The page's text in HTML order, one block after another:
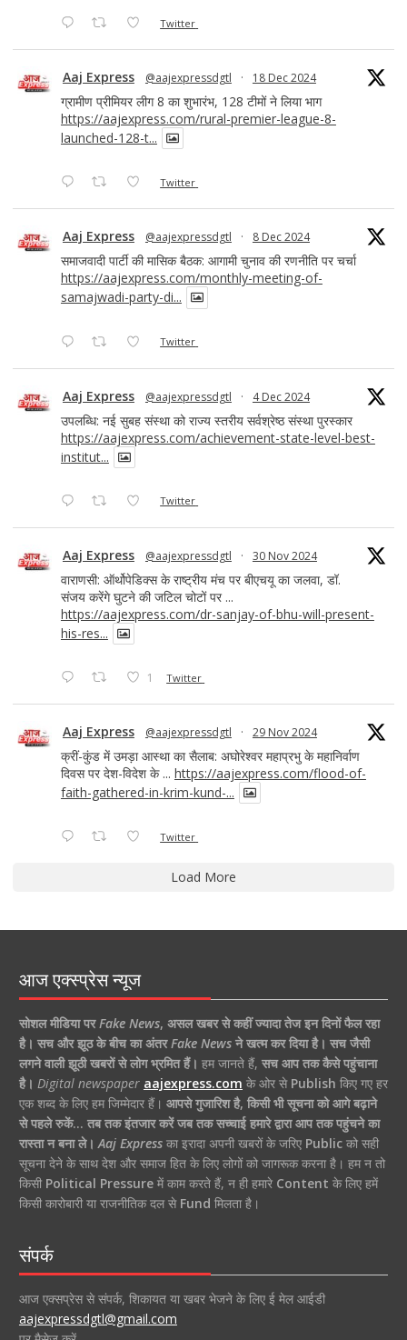
Twitter
Aaj Express @aajexpressdgtl · 18 Dec 2024
ग्रामीण प्रीमियर लीग 8 का शुभारंभ, 128 टीमों ने लिया भाग
https://aajexpress.com/rural-premier-league-8-
launched-128-t...
Twitter
Aaj Express @aajexpressdgtl · 8 Dec 2024
समाजवादी पार्टी की मासिक बैठक: आगामी चुनाव की रणनीति पर चर्चा
https://aajexpress.com/monthly-meeting-of-
samajwadi-party-di...
Twitter
Aaj Express @aajexpressdgtl · 4 Dec 2024
उपलब्धि: नई सुबह संस्था को राज्य स्तरीय सर्वश्रेष्ठ संस्था पुरस्कार
https://aajexpress.com/achievement-state-level-best-
institut...
Twitter
Aaj Express @aajexpressdgtl · 30 Nov 2024
वाराणसी: ऑर्थोपेडिक्स के राष्ट्रीय मंच पर बीएचयू का जलवा, डॉ.
संजय करेंगे घुटने की जटिल चोटों पर ...
https://aajexpress.com/dr-sanjay-of-bhu-will-present-
his-res...
1 Twitter
Aaj Express @aajexpressdgtl · 29 Nov 2024
क्रीं-कुंड में उमड़ा आस्था का सैलाब: अघोरेश्वर महाप्रभु के महानिर्वाण
दिवस पर देश-विदेश के ... https://aajexpress.com/flood-of-
faith-gathered-in-krim-kund-...
Twitter
Load More
आज एक्स्प्रेस न्यूज
सोशल मीडिया परFake News, असल खबर से कहीं ज्यादा तेज इन दिनों फैल रहा
है। सच और झूठ के बीच का अंतरFake Newsने खत्म कर दिया है। सच जैसी
लगने वाली झूठी खबरों से लोग भ्रमित हैं। हम जानते हैं, सच आप तक कैसे पहुंचाना
है। Digital newspaper aajexpress.com के ओर से Publish किए गए हर
एक शब्द के लिए हम जिम्मेदार हैं। आपसे गुजारिश है, किसी भी सूचना को आगे बढ़ाने
से पहले रुकें… तब तक इंतजार करें जब तक सच्चाई हमारे द्वारा आप तक पहुंचने का
रास्ता न बना ले। Aaj Expressका इरादा अपनी खबरों के जरिए Publicको सही
सूचना देने के साथ देश और समाज हित के लिए लोगों को जागरूक करना है। हम न तो
किसी Political Pressureमें काम करते हैं, न ही हमारे Content के लिए हमें
किसी कारोबारी या राजनीतिक दल से Fund मिलता है।
संपर्क
आज एक्सप्रेस से संपर्क, शिकायत या खबर भेजने के लिए ई मेल आईडी
aajexpressdgtl@gmail.com